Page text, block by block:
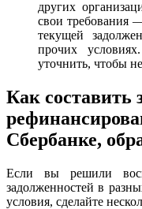
других
свои требования
текущей
прочих
уточнить, чтобы
Как составить
Сбербанке,
Если вы решили
задолженностей в
условия, сделайте